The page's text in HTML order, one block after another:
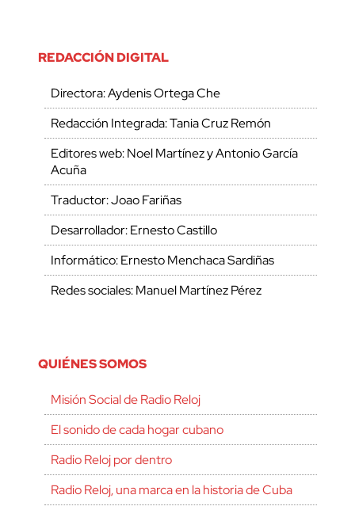
REDACCIÓN DIGITAL
Directora: Aydenis Ortega Che
Redacción Integrada: Tania Cruz Remón
Editores web: Noel Martínez y Antonio García
Acuña
Traductor: Joao Fariñas
Desarrollador: Ernesto Castillo
Informático: Ernesto Menchaca Sardiñas
Redes sociales: Manuel Martínez Pérez
QUIÉNES SOMOS
Misión Social de Radio Reloj
El sonido de cada hogar cubano
Radio Reloj por dentro
Radio Reloj, una marca en la historia de Cuba